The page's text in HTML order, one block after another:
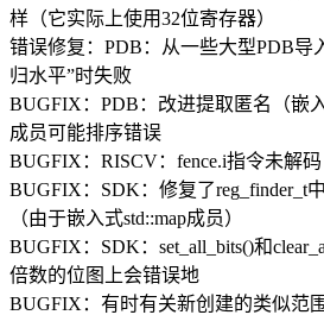
样（它实际上使用32位寄存器）
错误修复：PDB：从一些大型PDB导
归水平”时失败
BUGFIX：PDB：改进提取匿名（嵌
成员可能排序错误
BUGFIX：RISCV：fence.i指令未解码
BUGFIX：SDK：修复了reg_finder_t
（由于嵌入式std::map成员）
BUGFIX：SDK：set_all_bits()和
倍数的位图上会错误地
BUGFIX：有时有关新创建的类似范